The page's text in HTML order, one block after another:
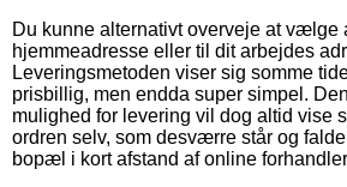
Du kunne alternativt overveje at vælge
hjemmeadresse eller til dit arbejdes
Leveringsmetoden viser sig somme
prisbillig, men endda super simpel.
mulighed for levering vil dog altid vise
ordren selv, som desværre står og
bopæl i kort afstand af online